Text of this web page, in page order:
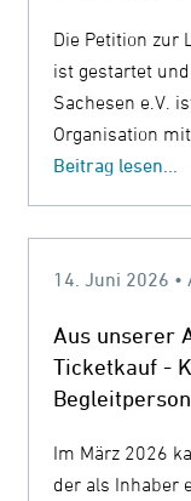
Die Petition zur
ist gestartet
Sachesen e.V.
Organisation mit
Beitrag lesen...
14. Juni 2026 •
Aus unserer
Ticketkauf -
Im März 2026
der als Inhaber